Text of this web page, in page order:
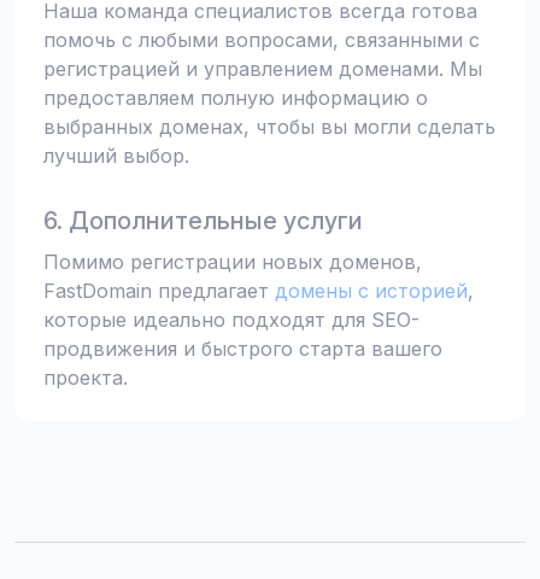
Наша команда специалистов всегда готова
помочь с любыми вопросами, связанными с
регистрацией и управлением доменами. Мы
предоставляем полную информацию о
выбранных доменах, чтобы вы могли сделать
лучший выбор.
6. Дополнительные услуги
Помимо регистрации новых доменов,
FastDomain предлагает домены с историей,
которые идеально подходят для SEO-
продвижения и быстрого старта вашего
проекта.